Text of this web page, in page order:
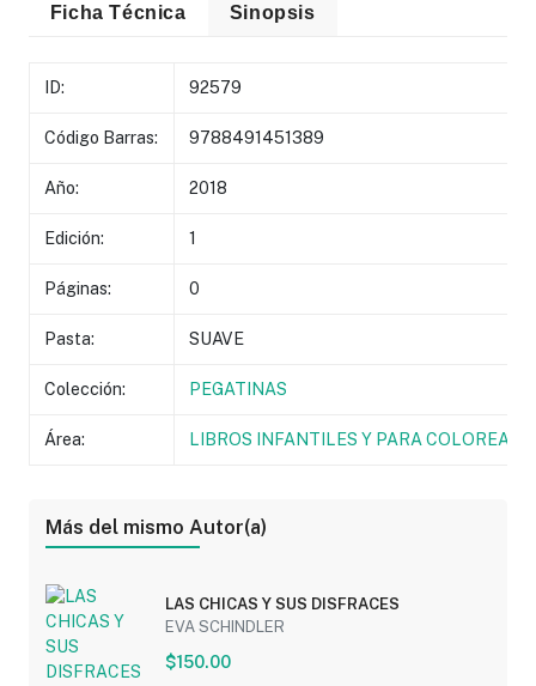
Ficha Técnica Sinopsis
ID: 92579
Código Barras: 9788491451389
Año: 2018
Edición: 1
Páginas: 0
Pasta: SUAVE
Colección: PEGATINAS
Área: LIBROS INFANTILES Y PARA COLOREAR
Más del mismo Autor(a)
LAS CHICAS Y SUS DISFRACES
EVA SCHINDLER
$150.00